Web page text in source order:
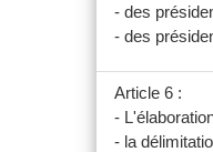
- des
- des
Article 6 :
-
- la